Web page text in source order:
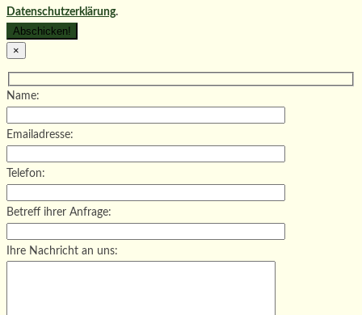
Datenschutzerklärung.
×
Name:
Emailadresse:
Telefon:
Betreff ihrer Anfrage:
Ihre Nachricht an uns: